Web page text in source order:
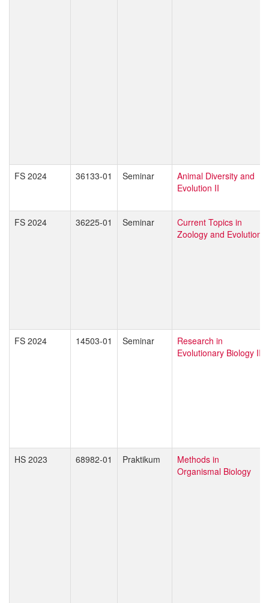
FS 2024 36133-01 Seminar
Animal Diversity and
Evolution II
FS 2024 36225-01 Seminar
Current Topics in
Zoology and Evolution
FS 2024 14503-01 Seminar
Research in
Evolutionary Biology II
HS 2023 68982-01 Praktikum
Methods in
Organismal Biology